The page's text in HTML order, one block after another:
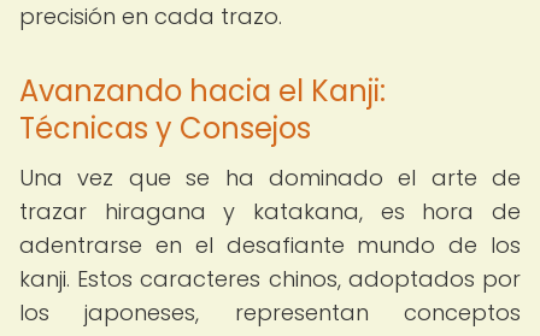
precisión en cada trazo.
Avanzando hacia el Kanji:
Técnicas y Consejos
Una vez que se ha dominado el arte de
trazar hiragana y katakana, es hora de
adentrarse en el desafiante mundo de los
kanji. Estos caracteres chinos, adoptados por
los japoneses, representan conceptos